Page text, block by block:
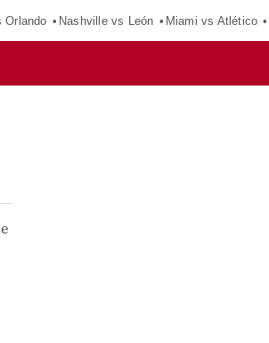
Orlando Nashville vs León Miami vs Atlético